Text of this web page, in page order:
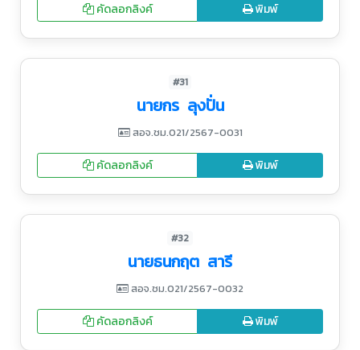
คัดลอกลิงค์ พิมพ์
#31
นายกร ลุงปั่น
สอจ.ชม.021/2567-0031
คัดลอกลิงค์ พิมพ์
#32
นายธนกฤต สารี
สอจ.ชม.021/2567-0032
คัดลอกลิงค์ พิมพ์